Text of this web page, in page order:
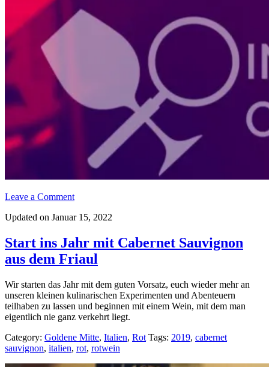
Leave a Comment
Updated on Januar 15, 2022
Start ins Jahr mit Cabernet Sauvignon
aus dem Friaul
Wir starten das Jahr mit dem guten Vorsatz, euch wieder mehr an
unseren kleinen kulinarischen Experimenten und Abenteuern
teilhaben zu lassen und beginnen mit einem Wein, mit dem man
eigentlich nie ganz verkehrt liegt.
Category: Goldene Mitte, Italien, Rot Tags: 2019, cabernet
sauvignon, italien, rot, rotwein